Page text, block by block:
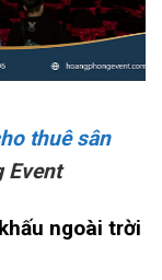
thuê sân
Event
ngoài trời